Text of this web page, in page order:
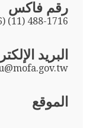
رقم فاكس
(11) 488-1716
البريد
الموقع